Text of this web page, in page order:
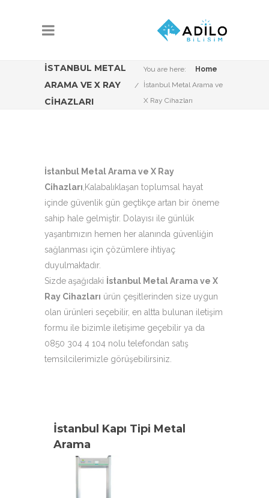
İSTANBUL METAL
ARAMA VE X RAY
CIHAZLARI
You are here:
Home
İstanbul Metal Arama ve
X Ray Cihazları
İstanbul Metal Arama ve X Ray
Cihazları ,Kalabalıklaşan toplumsal hayat
içinde güvenlik gün geçtikçe artan bir öneme
sahip hale gelmiştir. Dolayısı ile günlük
yaşantımızın hemen her alanında güvenliğin
sağlanması için çözümlere ihtiyaç
duyulmaktadır.
Sizde aşağıdaki İstanbul Metal Arama ve X
Ray Cihazları ürün çeşitlerinden size uygun
olan ürünleri seçebilir, en altta bulunan iletişim
formu ile bizimle iletişime geçebilir ya da
0850 304 4 104 nolu telefondan satış
temsilcilerimizle görüşebilirsiniz.
İstanbul Kapı Tipi Metal
Arama